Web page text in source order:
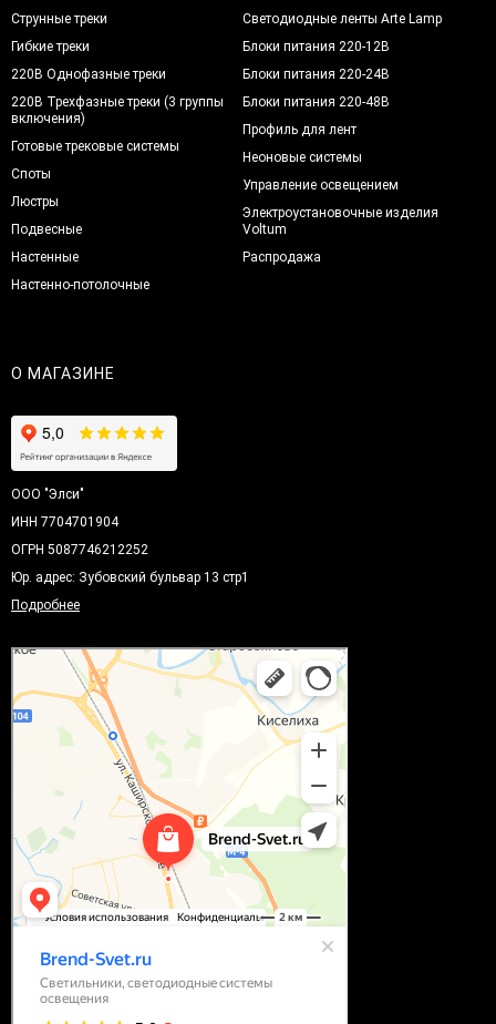
Струнные треки
Гибкие треки
220В Однофазные треки
220В Трехфазные треки (3 группы
включения)
Готовые трековые системы
Споты
Люстры
Подвесные
Настенные
Настенно-потолочные
Светодиодные ленты Arte Lamp
Блоки питания 220-12В
Блоки питания 220-24В
Блоки питания 220-48В
Профиль для лент
Неоновые системы
Управление освещением
Электроустановочные изделия
Voltum
Распродажа
О МАГАЗИНЕ
ООО "Элси"
ИНН 7704701904
ОГРН 5087746212252
Юр. адрес: Зубовский бульвар 13 стр1
Подробнее